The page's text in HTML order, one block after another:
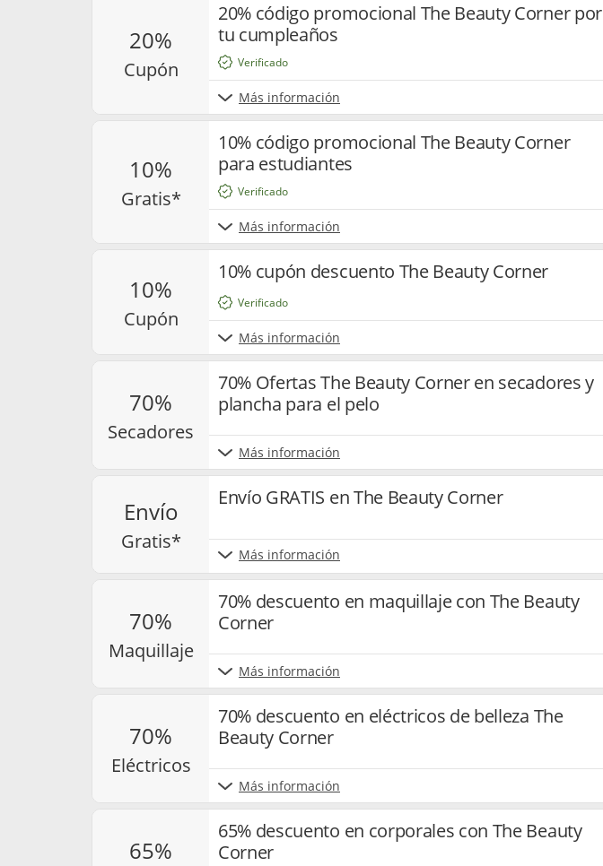
20%
cupón
20% código promocional The Beauty Corner por
tu cumpleaños
Más información
Verificado
10%
gratis*
10% código promocional The Beauty Corner
para estudiantes
Más información
Verificado
10%
cupón
10% cupón descuento The Beauty Corner
Más información
Verificado
70%
secadores
70% Ofertas The Beauty Corner en secadores y
plancha para el pelo
Más información
envío
gratis*
Envío GRATIS en The Beauty Corner
Más información
70%
maquillaje
70% descuento en maquillaje con The Beauty
Corner
Más información
70%
eléctricos
70% descuento en eléctricos de belleza The
Beauty Corner
Más información
65%
65% descuento en corporales con The Beauty
Corner